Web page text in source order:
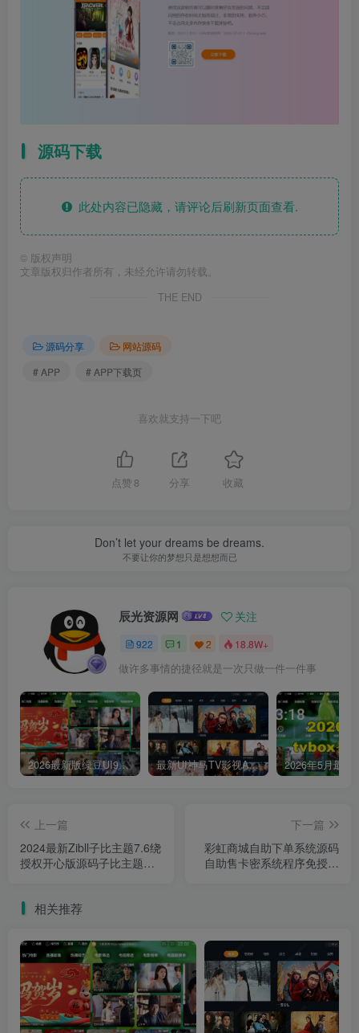
源码下载
此处内容已隐藏，请评论后刷新页面查看.
© 版权声明
文章版权归作者所有，未经允许请勿转载。
THE END
源码分享
网站源码
# APP
# APP下载页
喜欢就支持一下吧
点赞 8 分享 收藏
Don’t let your dreams be dreams.
不要让你的梦想只是想想而已
辰光资源网 关注
922 1 2 18.8W+
做许多事情的捷径就是一次只做一件一件事
2026最新版绿豆UI9双端影视APP源码 最新UI神马TV影视APP源码 乐檬影视苹果CMS后台 包含前后端源码
上一篇
2024最新Zibll子比主题7.6绕
授权开心版源码子比主题破
下一篇
彩虹商城自助下单系统源码
自助售卡密系统程序免授权
相关推荐